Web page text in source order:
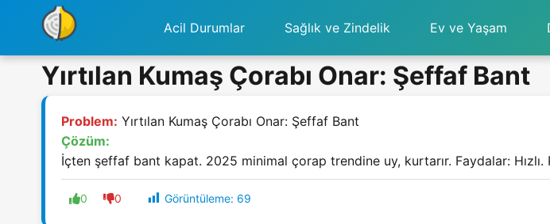
Acil Durumlar Sağlık ve Zindelik Ev ve Yaşam
Yırtılan Kumaş Çorabı Onar: Şeffaf Bant
Problem: Yırtılan Kumaş Çorabı Onar: Şeffaf Bant
Çözüm:
İçten şeffaf bant kapat. 2025 minimal çorap trendine uy, kurtarır. Faydalar:
0 0 Görüntüleme: 69